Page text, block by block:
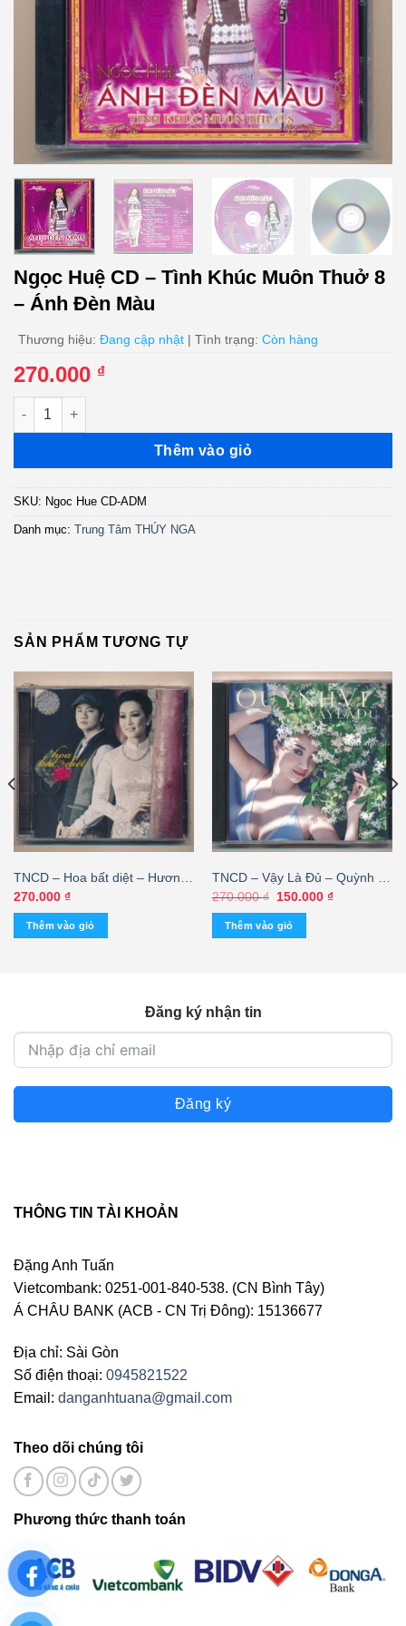
Ngọc Huệ CD – Tình Khúc Muôn Thuở 8
– Ánh Đèn Màu
Thương hiệu: Đang cập nhật | Tình trạng: Còn hàng
270.000 ₫
Ngọc Huệ CD - Tình Khúc Muôn Thuở 8 - Ánh Đèn Màu số
Thêm vào giỏ
SKU: Ngoc Hue CD-ADM
Danh mục: Trung Tâm THÚY NGA
SẢN PHẨM TƯƠNG TỰ
TNCD – Hoa bất diệt – Hương
Thủy – Thu Phương – Duy
Trường
270.000 ₫
Thêm vào giỏ
TNCD – Vậy Là Đủ – Quỳnh Vi
Vol.3 (KHÔNG BÌA GỐC)
270.000₫
Giá
là:
270.000 ₫.
150.000 ₫Giá
Thêm vào giỏ
Đăng ký nhận tin
Đăng ký
THÔNG TIN TÀI KHOẢN
Đặng Anh Tuấn
Vietcombank: 0251-001-840-538. (CN Bình Tây)
Á CHÂU BANK (ACB - CN Trị Đông): 15136677
Địa chỉ: Sài Gòn
Số điện thoại: 0945821522
Email: danganhtuana@gmail.com
Theo dõi chúng tôi
Phương thức thanh toán